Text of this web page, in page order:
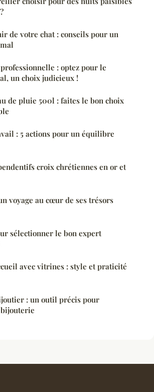
de votre chat : conseils pour un
: optez pour le
un choix judicieux !
de pluie 500l : faites le bon choix
: 5 actions pour un équilibre
croix chrétiennes en or et
voyage au cœur de ses trésors
sélectionner le bon expert
avec vitrines : style et praticité
: un outil précis pour